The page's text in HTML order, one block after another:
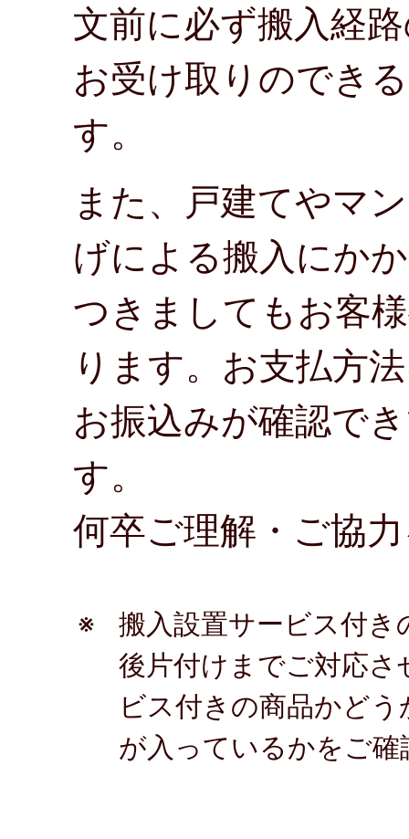
文前に必ず搬入経
お受け取りのでき
す。
また、戸建てやマ
げによる搬入にか
つきましてもお客
ります。お支払方
お振込みが確認で
す。
何卒ご理解・ご協
※
搬入設置サービス付
後片付けまでご対応
ビス付きの商品かど
が入っているかをご